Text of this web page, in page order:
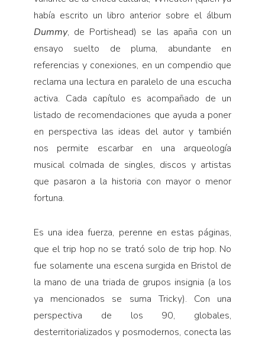
había escrito un libro anterior sobre el álbum
Dummy, de Portishead) se las apaña con un
ensayo suelto de pluma, abundante en
referencias y conexiones, en un compendio que
reclama una lectura en paralelo de una escucha
activa. Cada capítulo es acompañado de un
listado de recomendaciones que ayuda a poner
en perspectiva las ideas del autor y también
nos permite escarbar en una arqueología
musical colmada de singles, discos y artistas
que pasaron a la historia con mayor o menor
fortuna.
Es una idea fuerza, perenne en estas páginas,
que el trip hop no se trató solo de trip hop. No
fue solamente una escena surgida en Bristol de
la mano de una triada de grupos insignia (a los
ya mencionados se suma Tricky). Con una
perspectiva de los 90, globales,
desterritorializados y posmodernos, conecta las